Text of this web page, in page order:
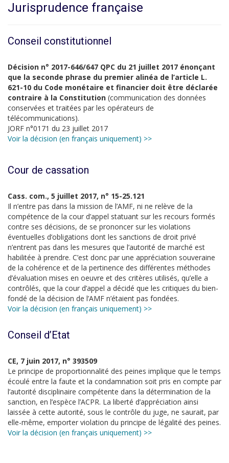
Jurisprudence française
Conseil constitutionnel
Décision n° 2017-646/647 QPC du 21 juillet 2017 énonçant
que la seconde phrase du premier alinéa de l’article L.
621-10 du Code monétaire et financier doit être déclarée
contraire à la Constitution (communication des données
conservées et traitées par les opérateurs de
télécommunications).
JORF n°0171 du 23 juillet 2017
Voir la décision (en français uniquement) >>
Cour de cassation
Cass. com., 5 juillet 2017, n° 15-25.121
Il n’entre pas dans la mission de l’AMF, ni ne relève de la
compétence de la cour d’appel statuant sur les recours formés
contre ses décisions, de se prononcer sur les violations
éventuelles d’obligations dont les sanctions de droit privé
n’entrent pas dans les mesures que l’autorité de marché est
habilitée à prendre. C’est donc par une appréciation souveraine
de la cohérence et de la pertinence des différentes méthodes
d’évaluation mises en oeuvre et des critères utilisés, qu’elle a
contrôlés, que la cour d’appel a décidé que les critiques du bien-
fondé de la décision de l’AMF n’étaient pas fondées.
Voir la décision (en français uniquement) >>
Conseil d’Etat
CE, 7 juin 2017, n° 393509
Le principe de proportionnalité des peines implique que le temps
écoulé entre la faute et la condamnation soit pris en compte par
l’autorité disciplinaire compétente dans la détermination de la
sanction, en l’espèce l’ACPR. La liberté d’appréciation ainsi
laissée à cette autorité, sous le contrôle du juge, ne saurait, par
elle-même, emporter violation du principe de légalité des peines.
Voir la décision (en français uniquement) >>